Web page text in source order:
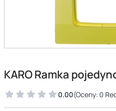
KARO Ramka
0.00(Oceny: 0